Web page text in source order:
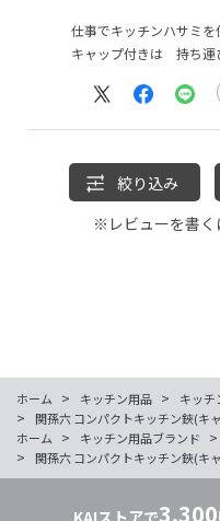
仕事でキッチンハサミを
キャップ付きは 持ち
絞り込み
※レビューを書く
ホーム > キッチン用品 > キッチ
>
関孫六 コンパクトキッチン鋏(キ
ホーム
> キッチン用品ブランド >
> 関孫六 コンパクトキッチン鋏(キ
3,300